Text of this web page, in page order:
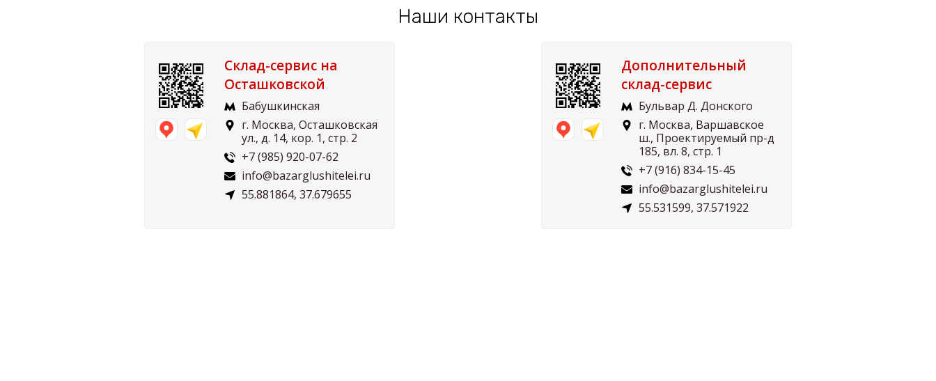
Наши контакты
Склад-сервис на
Осташковской
Бабушкинская
г. Москва, Осташковская
ул., д. 14, кор. 1, стр. 2
+7 (985) 920-07-62
info@bazarglushitelei.ru
55.881864, 37.679655
Дополнительный
склад-сервис
Бульвар Д. Донского
г. Москва, Варшавское
ш., Проектируемый пр-д
185, вл. 8, стр. 1
+7 (916) 834-15-45
info@bazarglushitelei.ru
55.531599, 37.571922